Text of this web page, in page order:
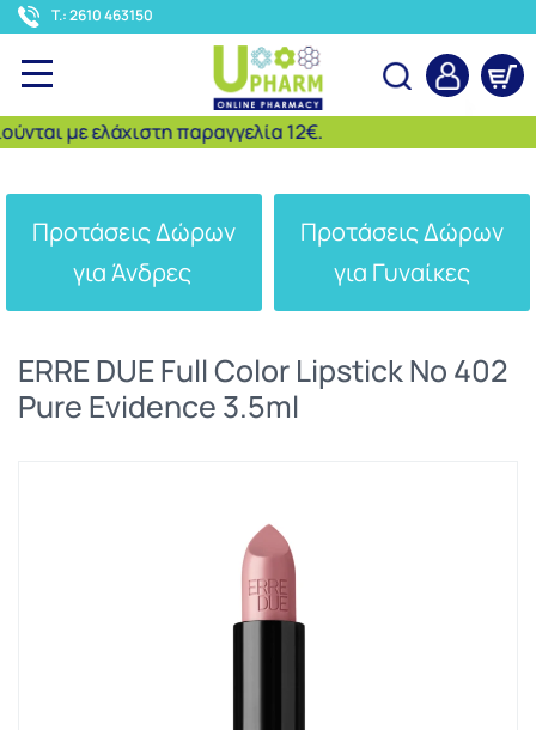
T.: 2610 463150
με ελάχιστη παραγγελία 12€.
Αναζήτηση
Προτάσεις Δώρων
για Άνδρες
Προτάσεις Δώρων
για Γυναίκες
ERRE DUE Full Color Lipstick No 402
Pure Evidence 3.5ml